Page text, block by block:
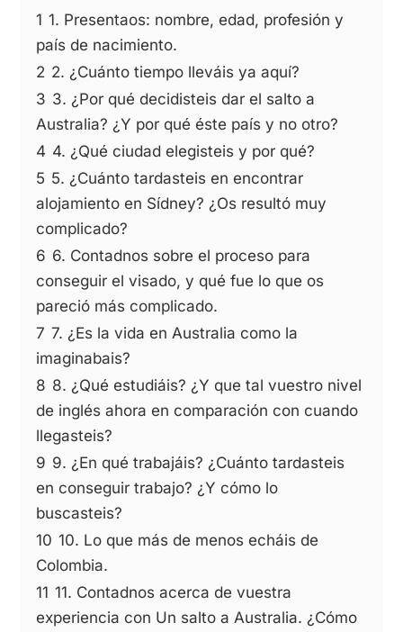
1 1. Presentaos: nombre, edad, profesión y
país de nacimiento.
2 2. ¿Cuánto tiempo lleváis ya aquí?
3 3. ¿Por qué decidisteis dar el salto a
Australia? ¿Y por qué éste país y no otro?
4 4. ¿Qué ciudad elegisteis y por qué?
5 5. ¿Cuánto tardasteis en encontrar
alojamiento en Sídney? ¿Os resultó muy
complicado?
6 6. Contadnos sobre el proceso para
conseguir el visado, y qué fue lo que os
pareció más complicado.
7 7. ¿Es la vida en Australia como la
imaginabais?
8 8. ¿Qué estudiáis? ¿Y que tal vuestro nivel
de inglés ahora en comparación con cuando
llegasteis?
9 9. ¿En qué trabajáis? ¿Cuánto tardasteis
en conseguir trabajo? ¿Y cómo lo
buscasteis?
10 10. Lo que más de menos echáis de
Colombia.
11 11. Contadnos acerca de vuestra
experiencia con Un salto a Australia. ¿Cómo